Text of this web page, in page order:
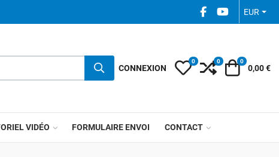
FACEBOOK
YOUTUBE
EUR
CONNEXION My Wishlist
0 Compare
0 Votre
0
0,00 €
VIDÉO FORMULAIRE ENVOI CONTACT